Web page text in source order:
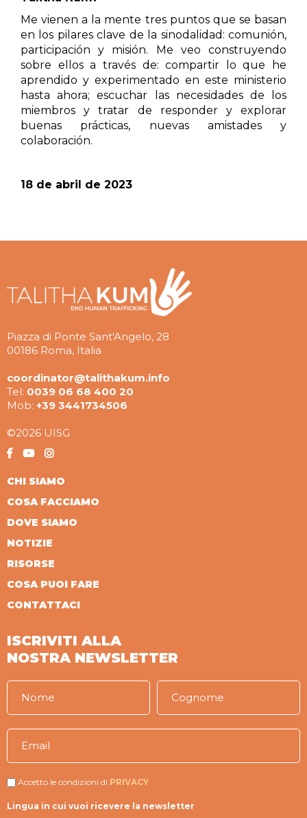
Me vienen a la mente tres puntos que se basan
en los pilares clave de la sinodalidad: comunión,
participación y misión. Me veo construyendo
sobre ellos a través de: compartir lo que he
aprendido y experimentado en este ministerio
hasta ahora; escuchar las necesidades de los
miembros y tratar de responder y explorar
buenas prácticas, nuevas amistades y
colaboración.
18 de abril de 2023
Piazza di Ponte Sant'Angelo, 28
00186 Roma, Italia
coordinator@talithakum.info
Tel: 0039 06 68 400 20
Mob: +39 3441734506
©2026 UISG
CHI SIAMO
COSA FACCIAMO
DOVE SIAMO
NOTIZIE
RISORSE
COSA PUOI FARE
CONTATTACI
ISCRIVITI ALLA
NOSTRA NEWSLETTER
Accetto le condizioni di PRIVACY
Lingua in cui vuoi ricevere la newsletter